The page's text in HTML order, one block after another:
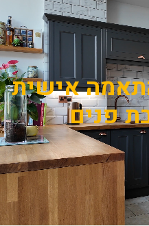
אישית
פנים